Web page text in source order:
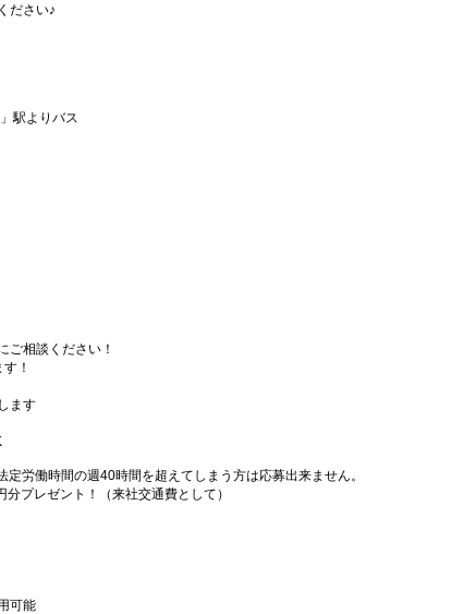
ださい♪
駅よりバス
ご相談ください！
！
ます
労働時間の週40時間を超えてしまう方は応募出来ません。
プレゼント！（来社交通費として）
可能